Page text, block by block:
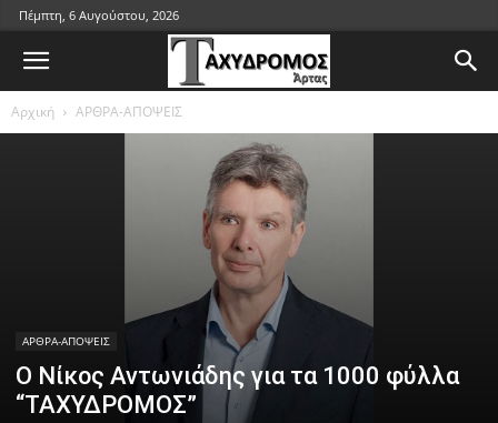
Πέμπτη, 6 Αυγούστου, 2026
Αρχική ΑΡΘΡΑ-ΑΠΟΨΕΙΣ
ΑΡΘΡΑ-ΑΠΟΨΕΙΣ
Ο Νίκος Αντωνιάδης για τα 1000 φύλλα
“ΤΑΧΥΔΡΟΜΟΣ”